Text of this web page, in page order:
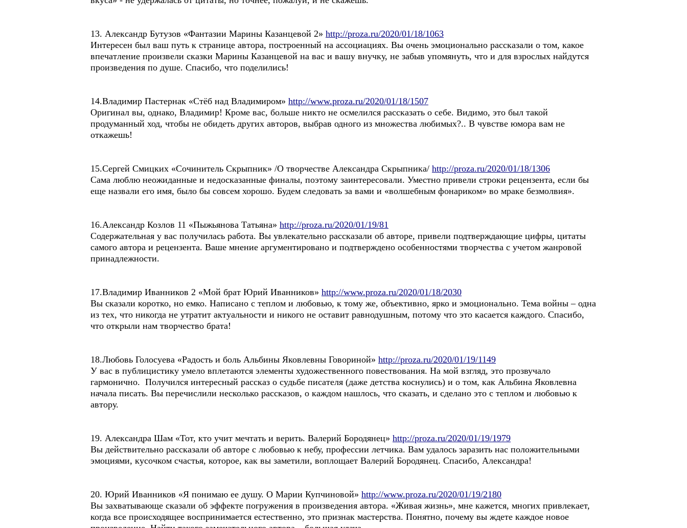
13. Александр Бутузов «Фантазии Марины Казанцевой 2» http://proza.ru/2020/01/18/1063
Интересен был ваш путь к странице автора, построенный на ассоциациях. Вы очень эмоционально рассказали о том, какое
впечатление произвели сказки Марины Казанцевой на вас и вашу внучку, не забыв упомянуть, что и для взрослых найдутся
произведения по душе. Спасибо, что поделились!
14.Владимир Пастернак «Стёб над Владимиром» http://www.proza.ru/2020/01/18/1507
Оригинал вы, однако, Владимир! Кроме вас, больше никто не осмелился рассказать о себе. Видимо, это был такой
продуманный ход, чтобы не обидеть других авторов, выбрав одного из множества любимых?.. В чувстве юмора вам не
откажешь!
15.Сергей Смицких «Сочинитель Скрыпник» /О творчестве Александра Скрыпника/ http://proza.ru/2020/01/18/1306
Сама люблю неожиданные и недосказанные финалы, поэтому заинтересовали. Уместно привели строки рецензента, если бы
еще назвали его имя, было бы совсем хорошо. Будем следовать за вами и «волшебным фонариком» во мраке безмолвия».
16.Александр Козлов 11 «Пыжьянова Татьяна» http://proza.ru/2020/01/19/81
Содержательная у вас получилась работа. Вы увлекательно рассказали об авторе, привели подтверждающие цифры, цитаты
самого автора и рецензента. Ваше мнение аргументировано и подтверждено особенностями творчества с учетом жанровой
принадлежности.
17.Владимир Иванников 2 «Мой брат Юрий Иванников» http://www.proza.ru/2020/01/18/2030
Вы сказали коротко, но емко. Написано с теплом и любовью, к тому же, объективно, ярко и эмоционально. Тема войны – одна
из тех, что никогда не утратит актуальности и никого не оставит равнодушным, потому что это касается каждого. Спасибо,
что открыли нам творчество брата!
18.Любовь Голосуева «Радость и боль Альбины Яковлевны Говориной» http://proza.ru/2020/01/19/1149
У вас в публицистику умело вплетаются элементы художественного повествования. На мой взгляд, это прозвучало
гармонично. Получился интересный рассказ о судьбе писателя (даже детства коснулись) и о том, как Альбина Яковлевна
начала писать. Вы перечислили несколько рассказов, о каждом нашлось, что сказать, и сделано это с теплом и любовью к
автору.
19. Александра Шам «Тот, кто учит мечтать и верить. Валерий Бородянец» http://proza.ru/2020/01/19/1979
Вы действительно рассказали об авторе с любовью к небу, профессии летчика. Вам удалось заразить нас положительными
эмоциями, кусочком счастья, которое, как вы заметили, воплощает Валерий Бородянец. Спасибо, Александра!
20. Юрий Иванников «Я понимаю ее душу. О Марии Купчиновой» http://www.proza.ru/2020/01/19/2180
Вы захватывающе сказали об эффекте погружения в произведения автора. «Живая жизнь», мне кажется, многих привлекает,
когда все происходящее воспринимается естественно, это признак мастерства. Понятно, почему вы ждете каждое новое